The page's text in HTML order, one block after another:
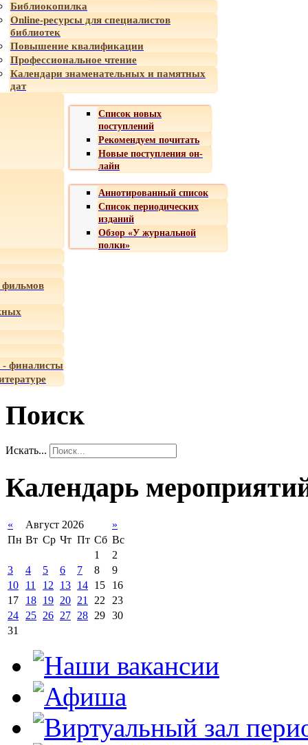
Библиокопилка
Online-ресурсы для специалистов
библиотек
Повышение квалификации
Профессиональное чтение
Календари знаменательных и памятных
дат
Список новых
поступлений
Рекомендуем почитать
Новые поступления он-
лайн
Аннотированный список
Список периодических
изданий
Обзор «У журнальной
полки»
- финалисты
Поиск
Искать...
Календарь
« Август 2026
»
Пн Вт Ср Чт Пт Сб Вс
1
2
3
4 5 6 7 8
9
10
11 12 13 14 15
16
17
18 19 20 21 22
23
24
25 26 27 28 29 30
31